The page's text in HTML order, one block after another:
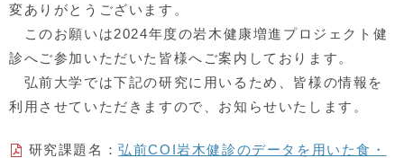
変ありがとうございます。
このお願いは2024年度の岩木健康増進プロジェクト健
診へご参加いただいた皆様へご案内しております。
弘前大学では下記の研究に用いるため、皆様の情報を
利用させていただきますので、お知らせいたします。
研究課題名：弘前COI岩木健診のデータを用いた食・